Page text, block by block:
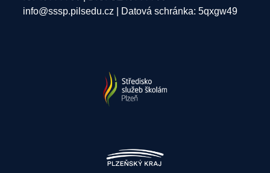
info@sssp.pilsedu.cz | Datová schránka: 5qxgw49